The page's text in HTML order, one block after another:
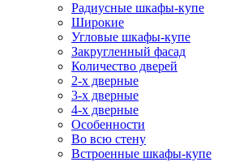
Радиусные шкафы-купе
Широкие
Угловые шкафы-купе
Закругленный фасад
Количество дверей
2-х дверные
3-х дверные
4-х дверные
Особенности
Во всю стену
Встроенные шкафы-купе